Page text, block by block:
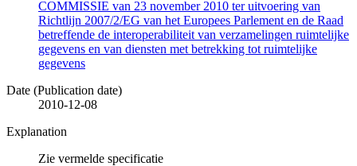
COMMISSIE van 23 november 2010 ter uitvoering van
Richtlijn 2007/2/EG van het Europees Parlement en de Raad
betreffende de interoperabiliteit van verzamelingen ruimtelijke
gegevens en van diensten met betrekking tot ruimtelijke
gegevens
Date (Publication date)
2010-12-08
Explanation
Zie vermelde specificatie